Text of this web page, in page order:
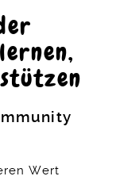
für deine
Vorträge
Wert